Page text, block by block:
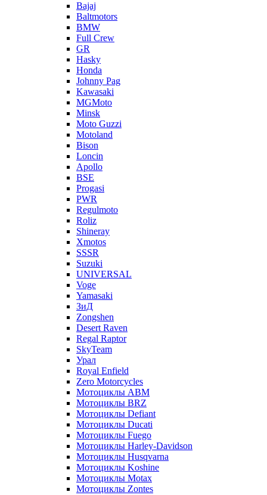
Bajaj
Baltmotors
BMW
Full Crew
GR
Hasky
Honda
Johnny Pag
Kawasaki
MGMoto
Minsk
Moto Guzzi
Motoland
Bison
Loncin
Apollo
BSE
Progasi
PWR
Regulmoto
Roliz
Shineray
Xmotos
SSSR
Suzuki
UNIVERSAL
Voge
Yamasaki
ЗиД
Zongshen
Desert Raven
Regal Raptor
SkyTeam
Урал
Royal Enfield
Zero Motorcycles
Мотоциклы ABM
Мотоциклы BRZ
Мотоциклы Defiant
Мотоциклы Ducati
Мотоциклы Fuego
Мотоциклы Harley-Davidson
Мотоциклы Husqvarna
Мотоциклы Koshine
Мотоциклы Motax
Мотоциклы Zontes